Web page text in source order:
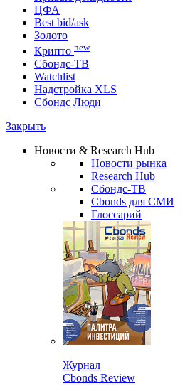
Портфель
Консенсусы
Поиск облигаций (ИИ)
Кривые доходности
ЦФА
Best bid/ask
Золото
Крипто new
Watchlist
Сбондс Люди
Новости & Research Hub
Новости рынка
Research Hub
Сбондс-ТВ
Cbonds для СМИ
Глоссарий